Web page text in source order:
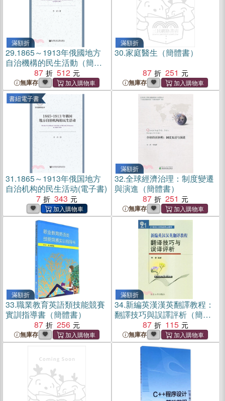
滿額折
29.1865～1913年俄國地方
自治機構的民生活動（簡體
87 512
無庫存
滿額折
30.家庭醫生（簡體書）
87
251
無庫存
書紐電子書
31.1865～1913年俄国地方
自治机构的民生活动(電子書)
7
343
滿額折
32.全球經濟治理：制度變遷
與演進（簡體書）
87
251
無庫存
滿額折
33.職業教育英語類技能競賽
實訓指導書（簡體書）
87
256
無庫存
滿額折
34.新編英漢漢英翻譯教程：
翻譯技巧與誤譯評析（簡體
87 115
無庫存